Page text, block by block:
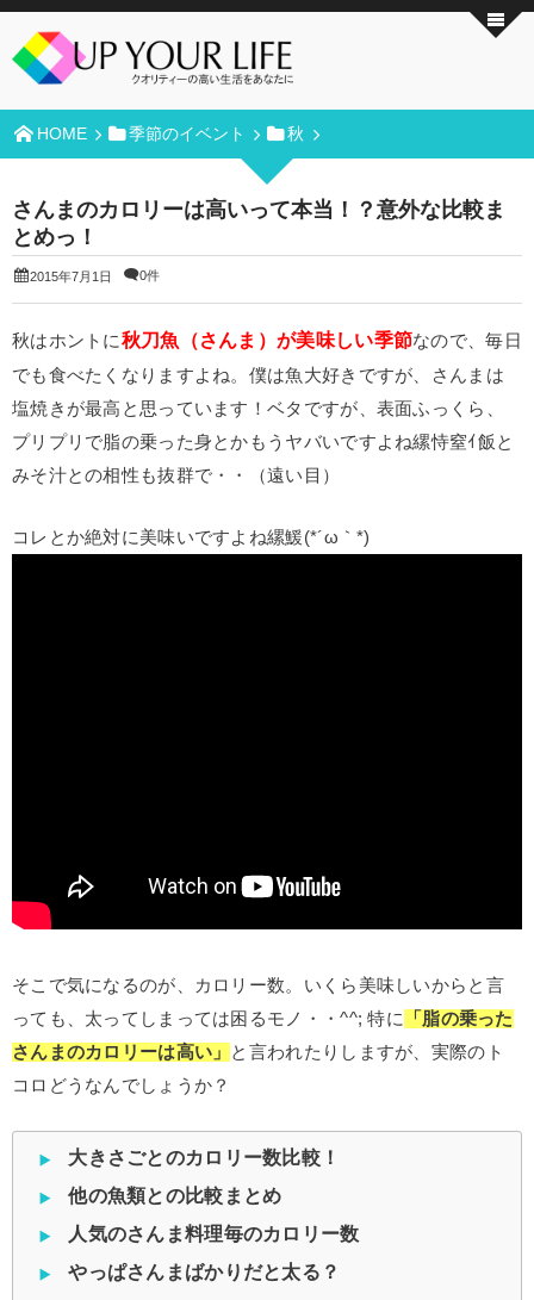
HOME 季節のイベント 秋
さんまのカロリーは高いって本当！？意外な比較ま
とめっ！
2015年7月1日 0件
秋はホントに秋刀魚（さんま）が美味しい季節なので、毎日
でも食べたくなりますよね。僕は魚大好きですが、さんまは
塩焼きが最高と思っています！ベタですが、表面ふっくら、
プリプリで脂の乗った身とかもうヤバいですよね縲恃窒ｲ飯と
みそ汁との相性も抜群で・・（遠い目）
コレとか絶対に美味いですよね縲鰀(*´ω｀*)
そこで気になるのが、カロリー数。いくら美味しいからと言
っても、太ってしまっては困るモノ・・^^; 特に
「脂の乗った
さんまのカロリーは高い」 と言われたりしますが、実際のト
コロどうなんでしょうか？
大きさごとのカロリー数比較！
他の魚類との比較まとめ
人気のさんま料理毎のカロリー数
やっぱさんまばかりだと太る？